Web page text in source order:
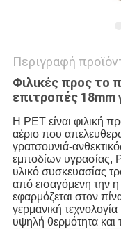
Περιγραφή
Φιλικές προς το
επιτροπές 18mm
Η PET είναι φιλική
αέριο που
γρατσουνιά-
εμποδίων υγρασίας,
υλικό συσκευασίας
από εισαγόμενη την
εφαρμόζεται στον
γερμανική
υψηλή θερμότητα και